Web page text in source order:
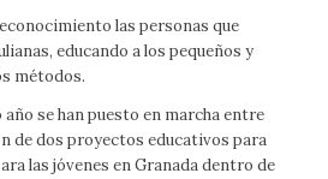
las personas que
educando a los pequeños y
métodos.
se han puesto en marcha entre
de dos proyectos educativos para
las jóvenes en Granada dentro de